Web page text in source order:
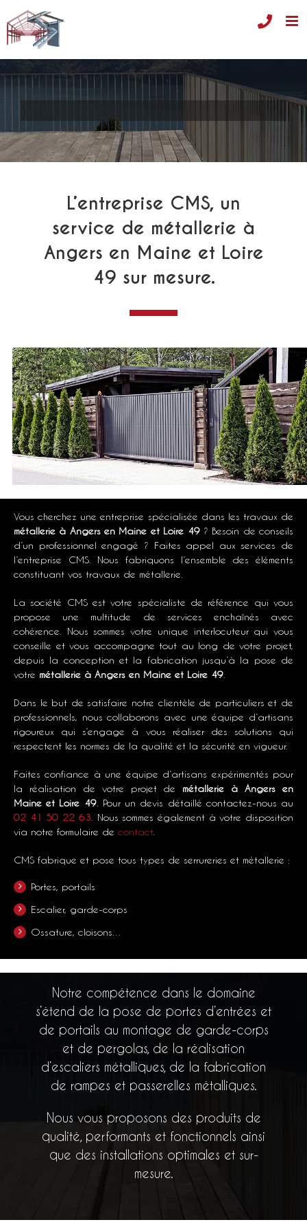
au
contenu
L’entreprise CMS, un
service de métallerie à
Angers en Maine et Loire
49 sur mesure.
Vous cherchez une entreprise spécialisée dans les travaux de
métallerie à Angers en Maine et Loire 49? Besoin de conseils
d’un professionnel engagé ? Faites appel aux services de
l’entreprise CMS. Nous fabriquons l’ensemble des éléments
constituant vos travaux de métallerie.
La société CMS est votre spécialiste de référence qui vous
propose une multitude de services enchaînés avec
cohérence. Nous sommes votre unique interlocuteur qui vous
conseille et vous accompagne tout au long de votre projet,
depuis la conception et la fabrication jusqu’à la pose de
votre métallerie à Angers en Maine et Loire 49
Dans le but de satisfaire notre clientèle de particuliers et de
professionnels, nous collaborons avec une équipe d’artisans
rigoureux qui s’engage à vous réaliser des solutions qui
respectent les normes de la qualité et la sécurité en vigueur.
Faites confiance à une équipe d’artisans expérimentés pour
la réalisation de votre projet de métallerie à Angers en
Maine et Loire 49. Pour un devis détaillé contactez-nous au
02 41 50 22 63. Nous sommes également à votre disposition
via notre formulaire de contact.
CMS fabrique et pose tous types de serrureries et métallerie :
Portes, portails
Escalier, garde-corps
Ossature, cloisons…
Notre compétence dans le domaine
s’étend de la pose de portes d’entrées et
de portails au montage de garde-corps
et de pergolas, de la réalisation
d’escaliers métalliques, de la fabrication
de rampes et passerelles métalliques.
Nous vous proposons des produits de
qualité, performants et fonctionnels ainsi
que des installations optimales et sur-
mesure.